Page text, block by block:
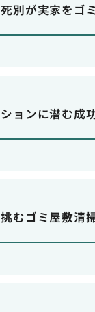
別が実家をゴ
ョンに潜む成
むゴミ屋敷清